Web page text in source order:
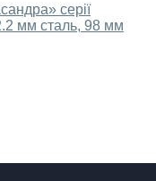
450 грн.
дверей?
проводиться
серії
мм сталь, 98 мм